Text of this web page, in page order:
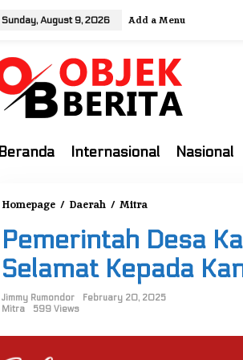
Sunday, August 9, 2026 Add a Menu
Beranda Internasional Nasional
Homepage / Daerah / Mitra
r
i
t
Pemerintah Desa
Selamat Kepada
Jimmy Rumondor
February 20, 2025
Mitra
599 Views